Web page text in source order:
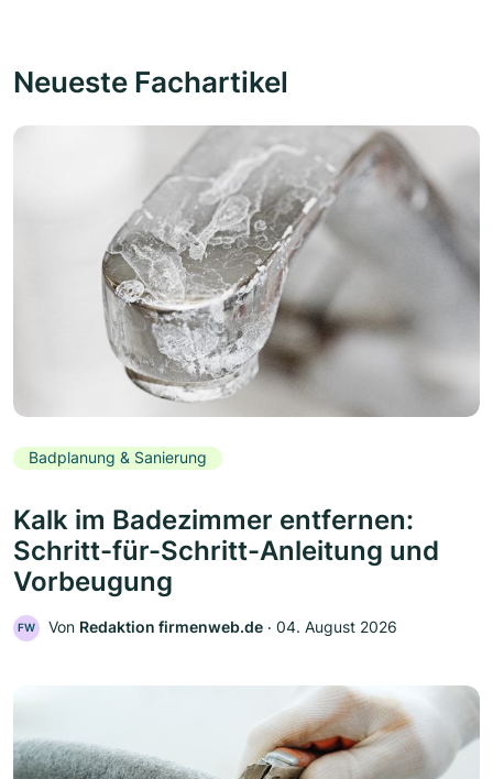
Neueste Fachartikel
Badplanung & Sanierung
Kalk im Badezimmer entfernen:
Schritt-für-Schritt-Anleitung und
Vorbeugung
FW Von Redaktion firmenweb.de ‧ 04. August 2026